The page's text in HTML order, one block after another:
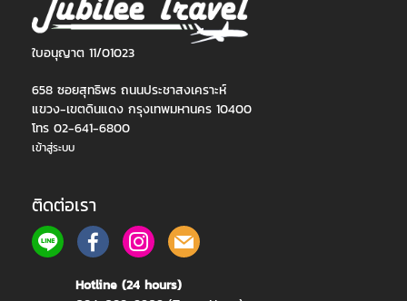
ใบอนุญาต 11/01023
658 ซอยสุทธิพร ถนนประชาสงเคราะห์
แขวง-เขตดินแดง กรุงเทพมหานคร 10400
โทร 02-641-6800
เข้าสู่ระบบ
ติดต่อเรา
Hotline (24 hours)